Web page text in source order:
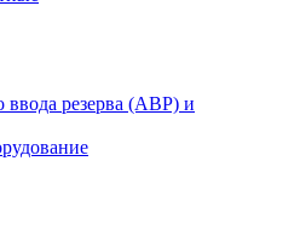
ввода резерва (АВР) и